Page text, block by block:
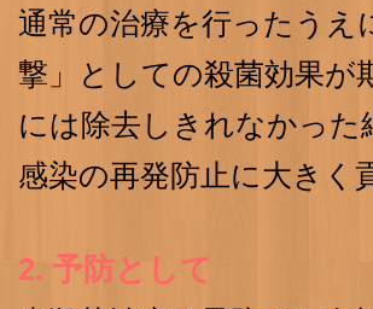
通常の治療を行ったうえ
撃」としての殺菌効果が
には除去しきれなかっ
感染の再発防止に大きく
2. 予防として